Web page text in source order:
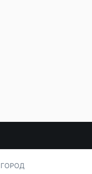
ГОРОД